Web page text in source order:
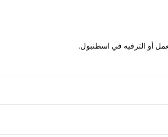
أو الترفيه في اسطنبول.